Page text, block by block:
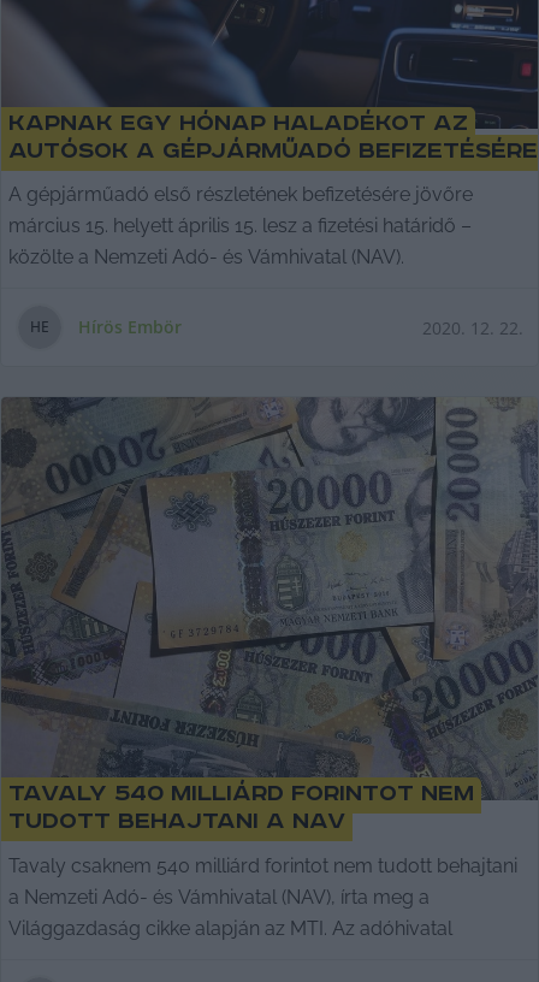
Kapnak egy hónap haladékot az
autósok a gépjárműadó befizetésére
A gépjárműadó első részletének befizetésére jövőre
március 15. helyett április 15. lesz a fizetési határidő –
közölte a Nemzeti Adó- és Vámhivatal (NAV).
HE Hírös Embör 2020. 12. 22.
Tavaly 540 milliárd forintot nem
tudott behajtani a NAV
Tavaly csaknem 540 milliárd forintot nem tudott behajtani
a Nemzeti Adó- és Vámhivatal (NAV), írta meg a
Világgazdaság cikke alapján az MTI. Az adóhivatal